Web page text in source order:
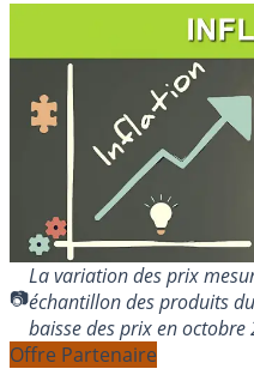
La variation des prix
échantillon des produits
baisse des prix en
Offre Partenaire